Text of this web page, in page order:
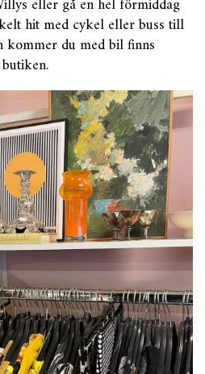
eller gå en hel förmiddag
hit med cykel eller buss till
kommer du med bil finns